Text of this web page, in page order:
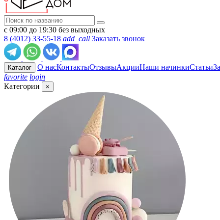
с 09:00 до 19:30 без выходных
8 (4012) 33-55-18 add_call Заказать звонок
Каталог О насКонтактыОтзывыАкцииНаши начинкиСтатьи
favorite login
Категории
×